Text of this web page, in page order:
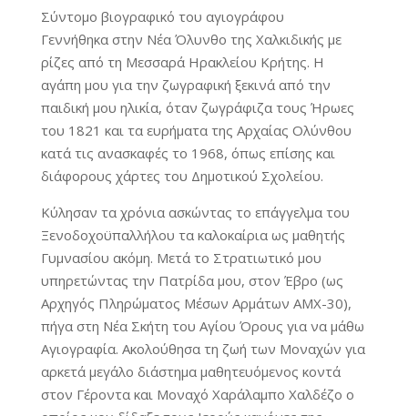
Σύντομο βιογραφικό του αγιογράφου
Γεννήθηκα στην Νέα Όλυνθο της Χαλκιδικής με
ρίζες από τη Μεσσαρά Ηρακλείου Κρήτης. Η
αγάπη μου για την ζωγραφική ξεκινά από την
παιδική μου ηλικία, όταν ζωγράφιζα τους Ήρωες
του 1821 και τα ευρήματα της Αρχαίας Ολύνθου
κατά τις ανασκαφές το 1968, όπως επίσης και
διάφορους χάρτες του Δημοτικού Σχολείου.
Κύλησαν τα χρόνια ασκώντας το επάγγελμα του
Ξενοδοχοϋπαλλήλου τα καλοκαίρια ως μαθητής
Γυμνασίου ακόμη. Μετά το Στρατιωτικό μου
υπηρετώντας την Πατρίδα μου, στον Έβρο (ως
Αρχηγός Πληρώματος Μέσων Αρμάτων ΑΜΧ-30),
πήγα στη Νέα Σκήτη του Αγίου Όρους για να μάθω
Αγιογραφία. Ακολούθησα τη ζωή των Μοναχών για
αρκετά μεγάλο διάστημα μαθητευόμενος κοντά
στον Γέροντα και Μοναχό Χαράλαμπο Χαλδέζο ο